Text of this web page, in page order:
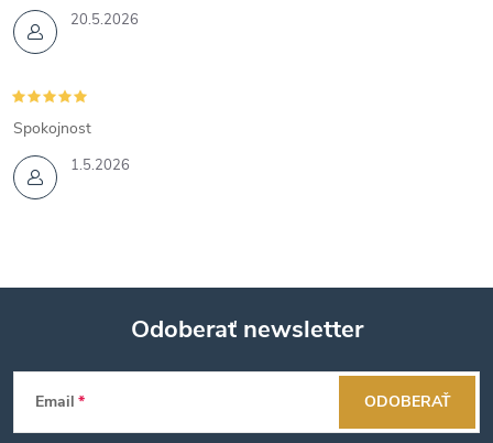
20.5.2026
1.5.2026
Spokojnost
Z
Odoberať newsletter
Email ODOBERAŤ